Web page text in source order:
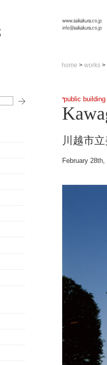
home > works >
public building
川越市
February 28th,